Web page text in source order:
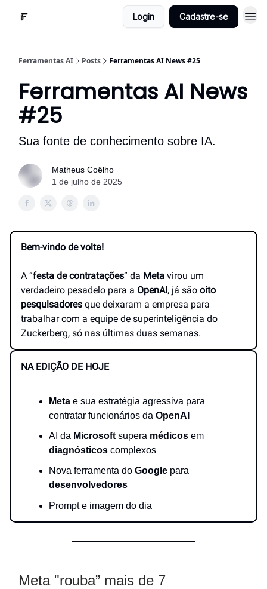
Login Cadastre-se
Ferramentas AI Posts Ferramentas AI News #25
Ferramentas AI News
#25
Sua fonte de conhecimento sobre IA.
Matheus Coêlho
1 de julho de 2025
Bem-vindo de volta!
A “festa de contratações” da Meta virou um
verdadeiro pesadelo para a OpenAI, já são oito
pesquisadores que deixaram a empresa para
trabalhar com a equipe de superinteligência do
Zuckerberg, só nas últimas duas semanas.
NA EDIÇÃO DE HOJE
Meta e sua estratégia agressiva para
contratar funcionários da OpenAI
AI da Microsoft supera médicos em
diagnósticos complexos
Nova ferramenta do Google para
desenvolvedores
Prompt e imagem do dia
Meta "rouba” mais de 7